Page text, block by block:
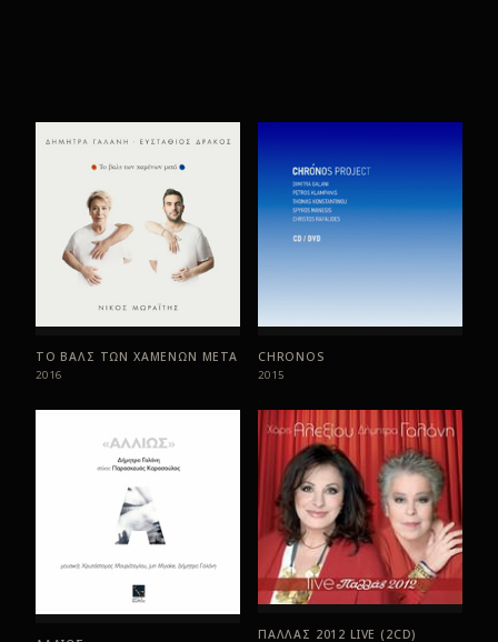
ΤΟ ΒΑΛΣ ΤΩΝ ΧΑΜΕΝΩΝ ΜΕΤΑ
2016
CHRONOS
2015
ΠΑΛΛΑΣ 2012 LIVE (2CD)